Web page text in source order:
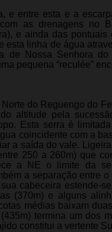
e entre esta e a
as drenagens no
e ainda das
esta linha de água
de Nossa Senhora
pequena “reculée”
do Reguengo do
altitude pela
Esta serra é
coincidente com a
a saída do vale.
250 a 260m) que
a NE o limite da
a separação entre
cabeceira estende-
(370m) e alguns
médias baixam
termina um dos
constitui a vertente